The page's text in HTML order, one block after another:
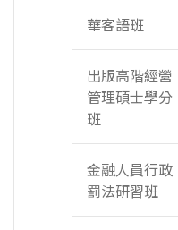
華客語班
出版高階經營
管理碩士學分
班
金融人員行政
罰法研習班